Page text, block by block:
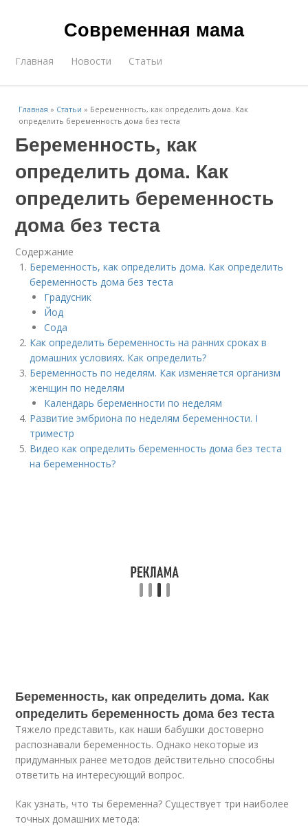
Современная мама
Главная Новости Статьи
Главная » Статьи » Беременность, как определить дома. Как
определить беременность дома без теста
Беременность, как
определить дома. Как
определить беременность
дома без теста
Содержание
Беременность, как определить дома. Как определить
беременность дома без теста
Градусник
Йод
Сода
Как определить беременность на ранних сроках в
домашних условиях. Как определить?
Беременность по неделям. Как изменяется организм
женщин по неделям
Календарь беременности по неделям
Развитие эмбриона по неделям беременности. I
триместр
Видео как определить беременность дома без теста
на беременность?
Беременность, как определить дома. Как
определить беременность дома без теста
Тяжело представить, как наши бабушки достоверно
распознавали беременность. Однако некоторые из
придуманных ранее методов действительно способны
ответить на интересующий вопрос.
Как узнать, что ты беременна? Существует три наиболее
точных домашних метода: